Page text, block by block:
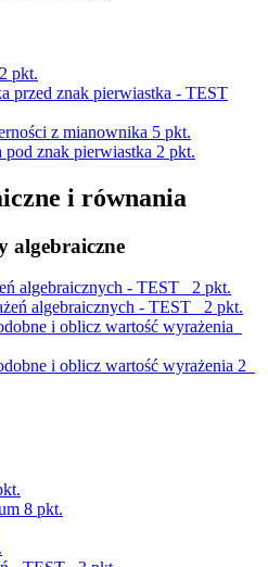
2 pkt.
przed znak pierwiastka - TEST
z mianownika 5 pkt.
pod znak pierwiastka 2 pkt.
i równania
algebraiczne
algebraicznych - TEST
2 pkt.
algebraicznych - TEST
2 pkt.
i oblicz wartość wyrażenia
i oblicz wartość wyrażenia 2
8 pkt.